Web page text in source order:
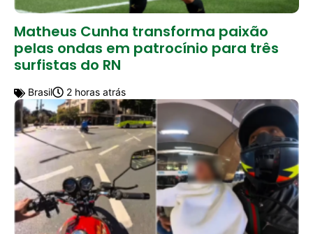
Matheus Cunha transforma paixão
pelas ondas em patrocínio para três
surfistas do RN
Brasil 2 horas atrás